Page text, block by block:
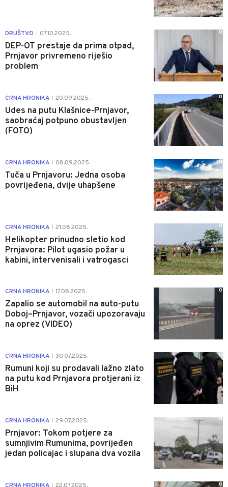
DRUŠTVO 07.10.2025.
DEP-OT prestaje da prima otpad,
Prnjavor privremeno riješio
problem
0
CRNA HRONIKA 20.09.2025.
Udes na putu Klašnice-Prnjavor,
saobraćaj potpuno obustavljen
(FOTO)
0
CRNA HRONIKA 08.09.2025.
Tuča u Prnjavoru: Jedna osoba
povrijeđena, dvije uhapšene
0
CRNA HRONIKA 21.08.2025.
Helikopter prinudno sletio kod
Prnjavora: Pilot ugasio požar u
kabini, intervenisali i vatrogasci
0
CRNA HRONIKA 17.08.2025.
Zapalio se automobil na auto-putu
Doboj–Prnjavor, vozači upozoravaju
na oprez (VIDEO)
0
CRNA HRONIKA 30.07.2025.
Rumuni koji su prodavali lažno zlato
na putu kod Prnjavora protjerani iz
BiH
0
CRNA HRONIKA 29.07.2025.
Prnjavor: Tokom potjere za
sumnjivim Rumunima, povrijeđen
jedan policajac i slupana dva vozila
0
CRNA HRONIKA 22.07.2025. 0